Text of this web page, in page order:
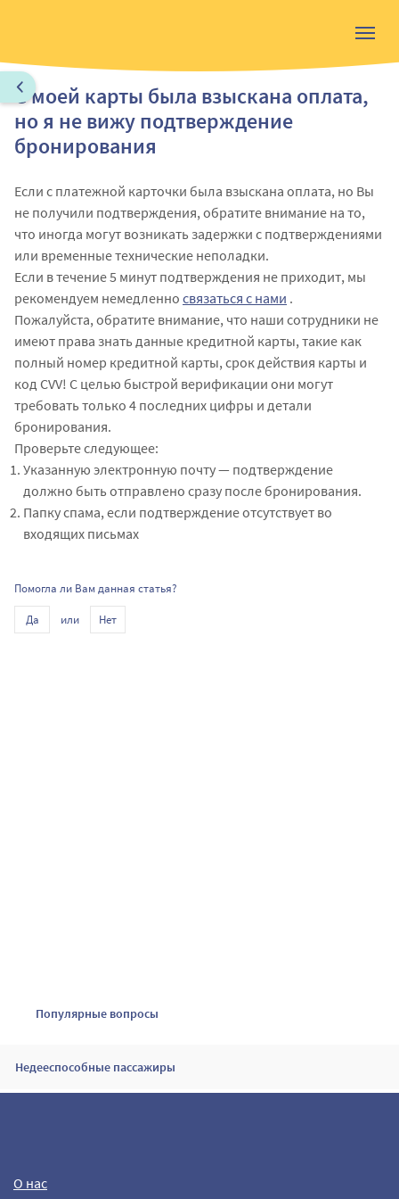
С моей карты была взыскана оплата,
но я не вижу подтверждение
бронирования
Если с платежной карточки была взыскана оплата, но Вы
не получили подтверждения, обратите внимание на то,
что иногда могут возникать задержки с подтверждениями
или временные технические неполадки.
Если в течение 5 минут подтверждения не приходит, мы
рекомендуем немедленно связаться с нами .
Пожалуйста, обратите внимание, что наши сотрудники не
имеют права знать данные кредитной карты, такие как
полный номер кредитной карты, срок действия карты и
код CVV! С целью быстрой верификации они могут
требовать только 4 последних цифры и детали
бронирования.
Проверьте следующее:
Указанную электронную почту — подтверждение
должно быть отправлено сразу после бронирования.
Папку спама, если подтверждение отсутствует во
входящих письмах
Помогла ли Вам данная статья?
Да или Нет
Популярные вопросы
Недееспособные пассажиры
Перелет между Кубой и США
О нас